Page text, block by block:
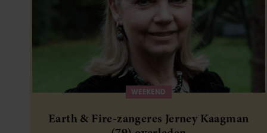
WEEKEND
Earth & Fire-zangeres Jerney Kaagman